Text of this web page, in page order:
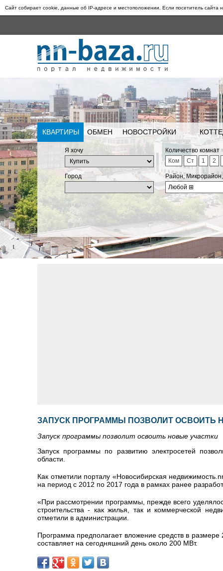
Сайт собирает cookie, данные об IP-адресе и местоположении. Если посетитель сайта
КВАРТИРЫ ОБМЕН НОВОСТРОЙКИ
Я хочу
Количество комнат
Ком
Ст 1 2
Город
Район,
Любой ⊞
ЗАПУСК ПРОГРАММЫ ПОЗВОЛИТ ОСВОИТЬ
Запуск программы позволит освоить новые участки
Запуск программы по развитию электросетей
области.
Как отметили порталу «Новосибирская недвижимость.
на период с 2012 по 2017 года в рамках ранее
«При рассмотрении программы, прежде всего
строительства - как жилья, так и коммерческой
отметили в администрации.
Программа предполагает вложение средств в
составляет на сегодняшний день около 200 МВт.